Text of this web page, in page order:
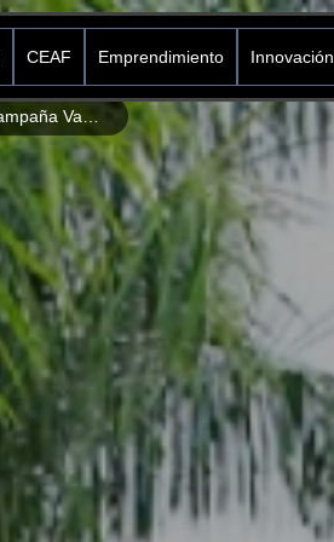
CEAF Emprendimiento Innovación